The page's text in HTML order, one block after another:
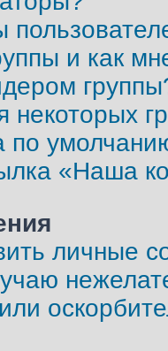
и как
некоторых
по
«Наша
личные